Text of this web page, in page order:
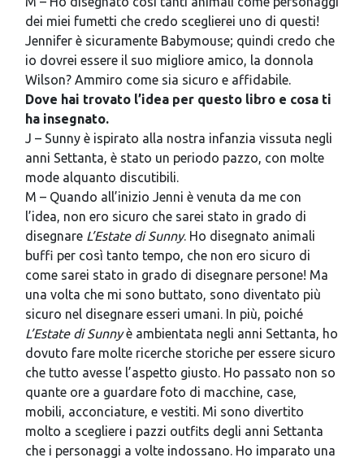
dei miei fumetti che credo sceglierei uno di questi!
Jennifer è sicuramente Babymouse; quindi credo che
io dovrei essere il suo migliore amico, la donnola
Wilson? Ammiro come sia sicuro e affidabile.
Dove hai trovato l’idea per questo libro e cosa ti
ha insegnato.
J – Sunny è ispirato alla nostra infanzia vissuta negli
anni Settanta, è stato un periodo pazzo, con molte
mode alquanto discutibili.
M – Quando all’inizio Jenni è venuta da me con
l’idea, non ero sicuro che sarei stato in grado di
disegnare L’Estate di Sunny. Ho disegnato animali
buffi per così tanto tempo, che non ero sicuro di
come sarei stato in grado di disegnare persone! Ma
una volta che mi sono buttato, sono diventato più
sicuro nel disegnare esseri umani. In più, poiché
L’Estate di Sunnyè ambientata negli anni Settanta, ho
dovuto fare molte ricerche storiche per essere sicuro
che tutto avesse l’aspetto giusto. Ho passato non so
quante ore a guardare foto di macchine, case,
mobili, acconciature, e vestiti. Mi sono divertito
molto a scegliere i pazzi outfits degli anni Settanta
che i personaggi a volte indossano. Ho imparato una